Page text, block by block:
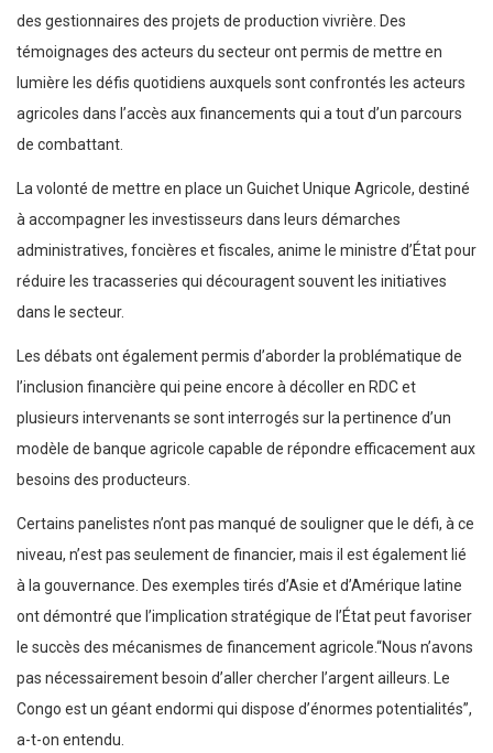
des gestionnaires des projets de production vivrière. Des
témoignages des acteurs du secteur ont permis de mettre en
lumière les défis quotidiens auxquels sont confrontés les acteurs
agricoles dans l’accès aux financements qui a tout d’un parcours
de combattant.
La volonté de mettre en place un Guichet Unique Agricole, destiné
à accompagner les investisseurs dans leurs démarches
administratives, foncières et fiscales, anime le ministre d’État pour
réduire les tracasseries qui découragent souvent les initiatives
dans le secteur.
Les débats ont également permis d’aborder la problématique de
l’inclusion financière qui peine encore à décoller en RDC et
plusieurs intervenants se sont interrogés sur la pertinence d’un
modèle de banque agricole capable de répondre efficacement aux
besoins des producteurs.
Certains panelistes n’ont pas manqué de souligner que le défi, à ce
niveau, n’est pas seulement de financier, mais il est également lié
à la gouvernance. Des exemples tirés d’Asie et d’Amérique latine
ont démontré que l’implication stratégique de l’État peut favoriser
le succès des mécanismes de financement agricole.“Nous n’avons
pas nécessairement besoin d’aller chercher l’argent ailleurs. Le
Congo est un géant endormi qui dispose d’énormes potentialités”,
a-t-on entendu.